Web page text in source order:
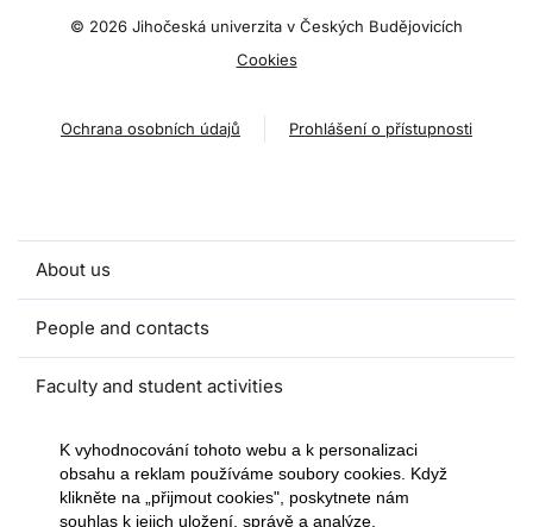
© 2026 Jihočeská univerzita v Českých Budějovicích
Cookies
Ochrana osobních údajů Prohlášení o přístupnosti
About us
People and contacts
Faculty and student activities
Projects and strategic partnerships
Documents
K vyhodnocování tohoto webu a k personalizaci
obsahu a reklam používáme soubory cookies. Když
klikněte na „přijmout cookies", poskytnete nám
souhlas k jejich uložení, správě a analýze.